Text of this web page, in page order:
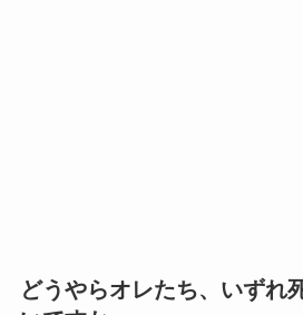
どうやらオレたち、いずれ